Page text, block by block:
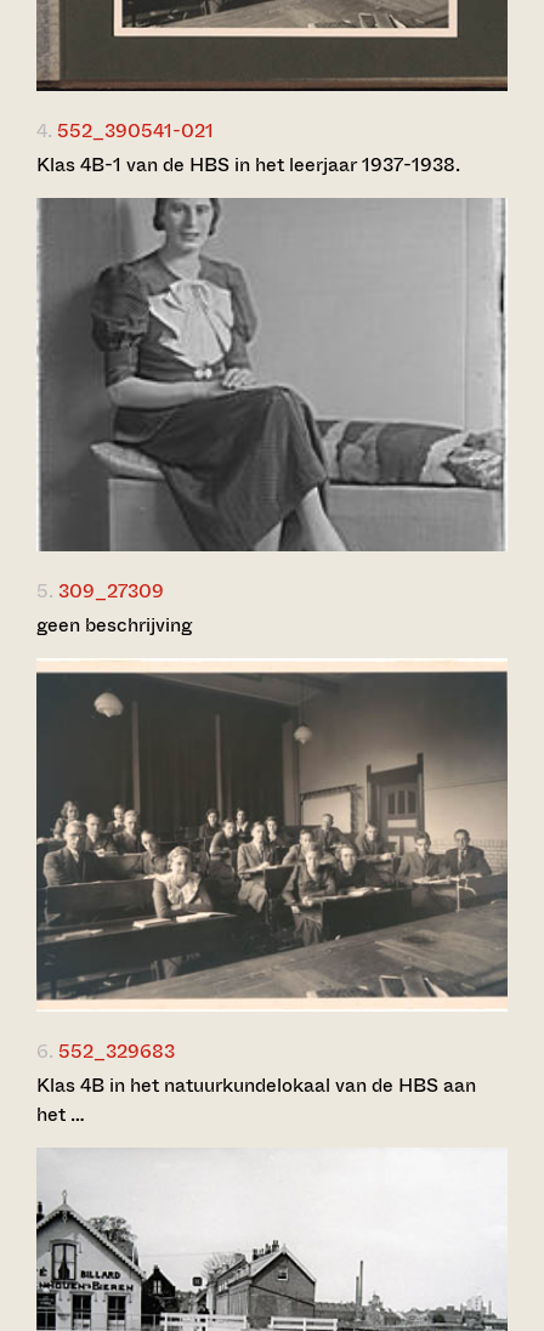
4. 552_390541-021
Klas 4B-1 van de HBS in het leerjaar 1937-1938.
5. 309_27309
geen beschrijving
6. 552_329683
Klas 4B in het natuurkundelokaal van de HBS aan
het …